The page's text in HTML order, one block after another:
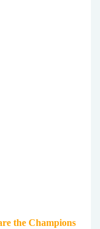
the Champions